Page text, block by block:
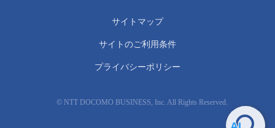
© NTT DOCOMO BUSINESS, Inc. All Rights Reserved.
サイトマップ
サイトのご利用条件
プライバシーポリシー